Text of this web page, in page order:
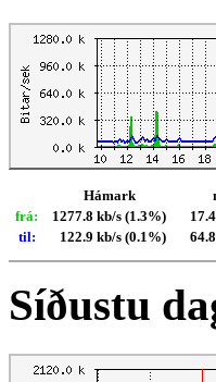
Hámark
frá:
1277.8 kb/s (1.3%)
til:
122.9 kb/s (0.1%)
Síðustu